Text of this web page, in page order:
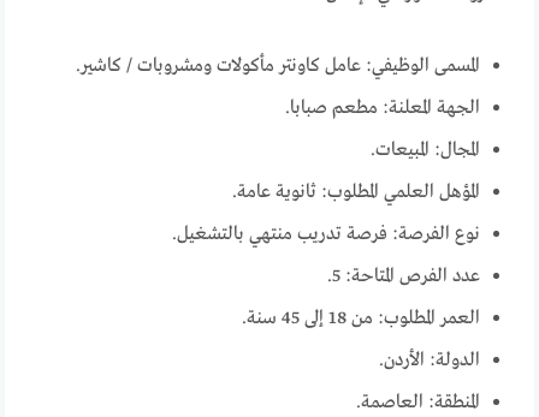
المسمى الوظيفي: عامل كاونتر مأكولات ومشروبات / كاشير.
الجهة المعلنة: مطعم صبابا.
المجال: المبيعات.
المؤهل العلمي المطلوب: ثانوية عامة.
نوع الفرصة: فرصة تدريب منتهي بالتشغيل.
عدد الفرص المتاحة: 5.
العمر المطلوب: من 18 إلى 45 سنة.
الدولة: الأردن.
المنطقة: العاصمة.